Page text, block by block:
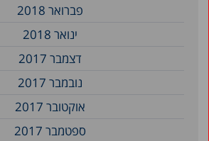
פברואר 2018
ינואר 2018
דצמבר 2017
נובמבר 2017
אוקטובר 2017
ספטמבר 2017